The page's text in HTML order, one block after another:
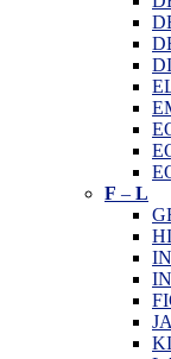
F – L